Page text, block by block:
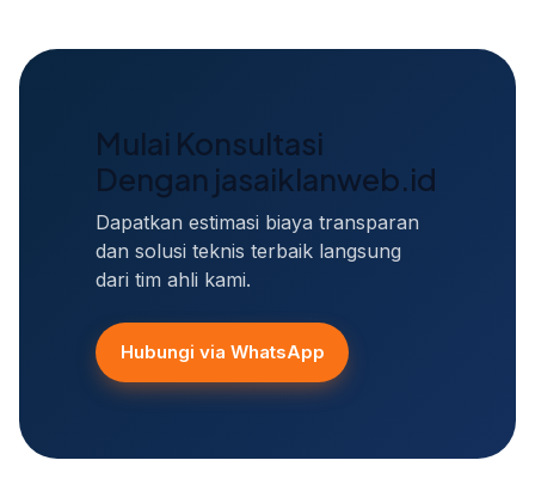
Mulai Konsultasi
Dengan jasaiklanweb.id
Dapatkan estimasi biaya transparan
dan solusi teknis terbaik langsung
dari tim ahli kami.
Hubungi via WhatsApp